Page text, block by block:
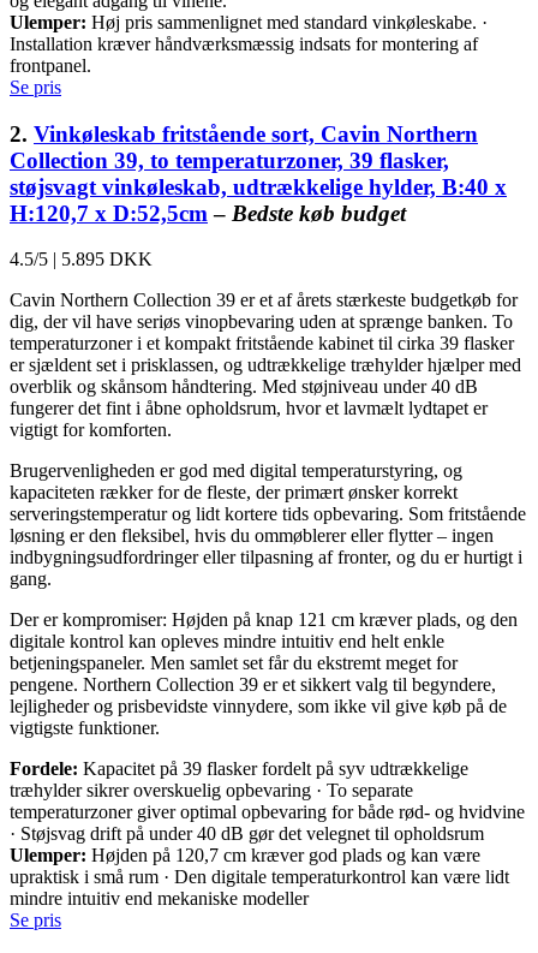
Ulemper: Høj pris sammenlignet med standard vinkøleskabe. ·
Installation kræver håndværksmæssig indsats for montering af
frontpanel.
Se pris
2. Vinkøleskab fritstående sort, Cavin Northern
Collection 39, to temperaturzoner, 39 flasker,
støjsvagt vinkøleskab, udtrækkelige hylder, B:40 x
H:120,7 x D:52,5cm – Bedste køb budget
4.5/5 | 5.895 DKK
Cavin Northern Collection 39 er et af årets stærkeste budgetkøb for
dig, der vil have seriøs vinopbevaring uden at sprænge banken. To
temperaturzoner i et kompakt fritstående kabinet til cirka 39 flasker
er sjældent set i prisklassen, og udtrækkelige træhylder hjælper med
overblik og skånsom håndtering. Med støjniveau under 40 dB
fungerer det fint i åbne opholdsrum, hvor et lavmælt lydtapet er
vigtigt for komforten.
Brugervenligheden er god med digital temperaturstyring, og
kapaciteten rækker for de fleste, der primært ønsker korrekt
serveringstemperatur og lidt kortere tids opbevaring. Som fritstående
løsning er den fleksibel, hvis du ommøblerer eller flytter – ingen
indbygningsudfordringer eller tilpasning af fronter, og du er hurtigt i
gang.
Der er kompromiser: Højden på knap 121 cm kræver plads, og den
digitale kontrol kan opleves mindre intuitiv end helt enkle
betjeningspaneler. Men samlet set får du ekstremt meget for
pengene. Northern Collection 39 er et sikkert valg til begyndere,
lejligheder og prisbevidste vinnydere, som ikke vil give køb på de
vigtigste funktioner.
Fordele: Kapacitet på 39 flasker fordelt på syv udtrækkelige
træhylder sikrer overskuelig opbevaring · To separate
temperaturzoner giver optimal opbevaring for både rød- og hvidvine
· Støjsvag drift på under 40 dB gør det velegnet til opholdsrum
Ulemper: Højden på 120,7 cm kræver god plads og kan være
upraktisk i små rum · Den digitale temperaturkontrol kan være lidt
mindre intuitiv end mekaniske modeller
Se pris